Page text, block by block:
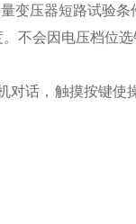
变压器短路试验条
不会因电压档位选
话，触摸按键使